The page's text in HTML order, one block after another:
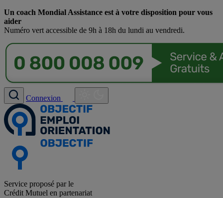
Un coach Mondial Assistance est à votre disposition pour vous
aider
Numéro vert accessible de 9h à 18h du lundi au vendredi.
Connexion
Service proposé par le
Crédit Mutuel en partenariat